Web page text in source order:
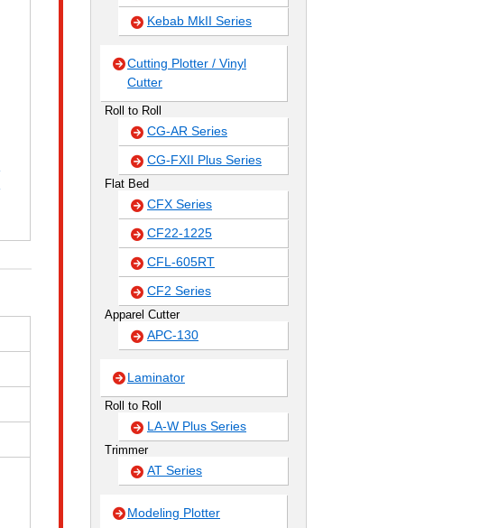
Kebab MkII Series
Cutting Plotter / Vinyl
Cutter
Roll to Roll
CG-AR Series
CG-FXII Plus Series
Flat Bed
CFX Series
CF22-1225
CFL-605RT
CF2 Series
Apparel Cutter
APC-130
Laminator
Roll to Roll
LA-W Plus Series
Trimmer
AT Series
Modeling Plotter